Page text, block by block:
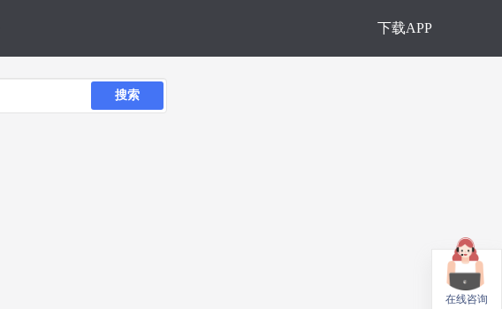
下载APP
搜索
在线咨询